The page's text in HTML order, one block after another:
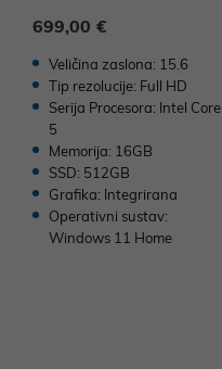
aphic
699,00 €
Veličina zaslona: 15.6
Tip rezolucije: Full HD
Serija Procesora: Intel Core
5
Memorija: 16GB
SSD: 512GB
Grafika: Integrirana
Operativni sustav:
Windows 11 Home